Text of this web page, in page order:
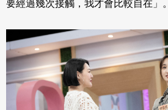
要經過幾次接觸，我才會比較自在」。